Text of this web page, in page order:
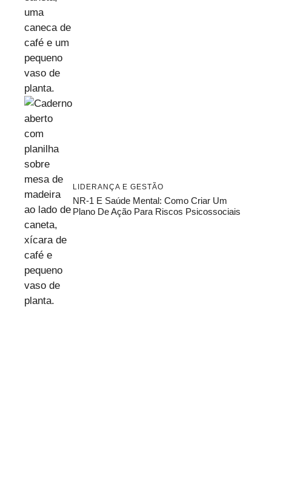
LIDERANÇA E GESTÃO
NR-1 E Saúde Mental: Como Criar Um
Plano De Ação Para Riscos Psicossociais